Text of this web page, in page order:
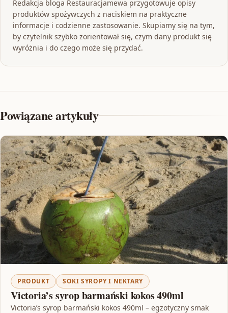
Redakcja bloga Restauracjamewa przygotowuje opisy
produktów spożywczych z naciskiem na praktyczne
informacje i codzienne zastosowanie. Skupiamy się na tym,
by czytelnik szybko zorientował się, czym dany produkt się
wyróżnia i do czego może się przydać.
Powiązane artykuły
PRODUKT SOKI SYROPY I NEKTARY
Victoria’s syrop barmański kokos 490ml
Victoria’s syrop barmański kokos 490ml – egzotyczny smak